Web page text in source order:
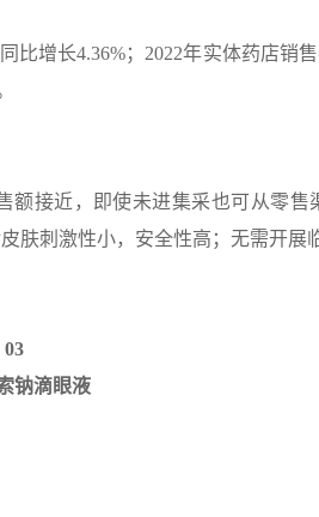
比增长4.36%；2022年实体药店销
额接近，即使未进集采也可从零售
肤刺激性小，安全性高；无需开展
03
钠滴眼液